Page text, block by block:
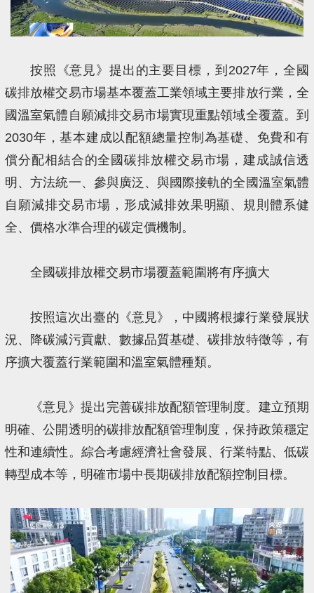
按照《意見》提出的主要目標，到2027年，全國
碳排放權交易市場基本覆蓋工業領域主要排放行業，全
國溫室氣體自願減排交易市場實現重點領域全覆蓋。到
2030年，基本建成以配額總量控制為基礎、免費和有
償分配相結合的全國碳排放權交易市場，建成誠信透
明、方法統一、參與廣泛、與國際接軌的全國溫室氣體
自願減排交易市場，形成減排效果明顯、規則體系健
全、價格水準合理的碳定價機制。
全國碳排放權交易市場覆蓋範圍將有序擴大
按照這次出臺的《意見》，中國將根據行業發展狀
況、降碳減污貢獻、數據品質基礎、碳排放特徵等，有
序擴大覆蓋行業範圍和溫室氣體種類。
《意見》提出完善碳排放配額管理制度。建立預期
明確、公開透明的碳排放配額管理制度，保持政策穩定
性和連續性。綜合考慮經濟社會發展、行業特點、低碳
轉型成本等，明確市場中長期碳排放配額控制目標。